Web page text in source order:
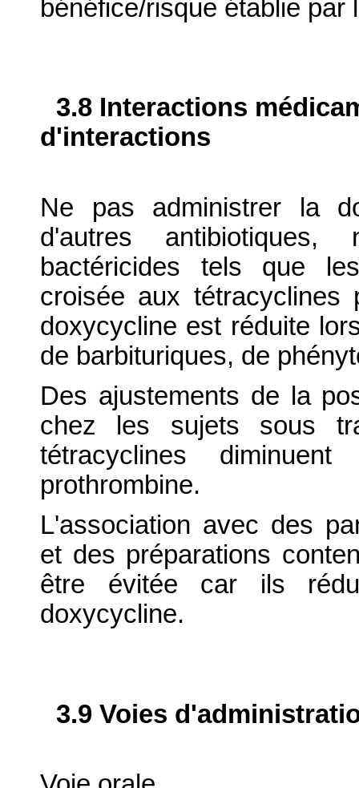
bénéfice/risque établie
3.8 Interactions
d'interactions
Ne pas administrer la
d'autres antibiotiques,
bactéricides tels que
croisée aux
doxycycline est réduite
de barbituriques, de
Des ajustements de la
chez les sujets sous
tétracyclines
prothrombine.
L'association avec des
et des préparations
être évitée car ils
doxycycline.
3.9 Voies